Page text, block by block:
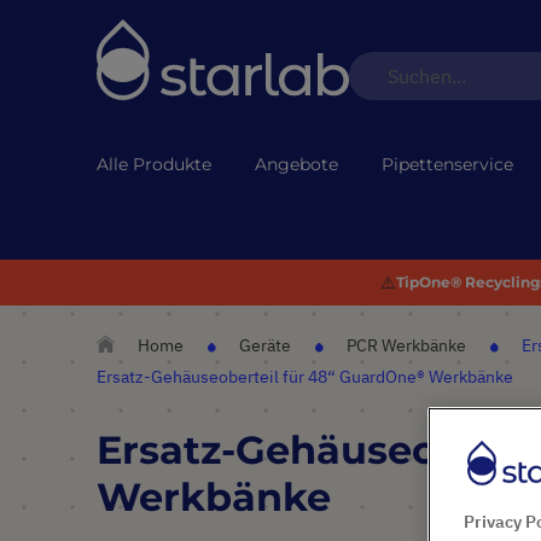
Alle Produkte Angebote Pipettenservice
⚠️TipOne®
Home Geräte PCR Werkbänke
Ersatz-Gehäuseoberteil für 48“ GuardOne® Werkbänke
Ersatz-
Werkbänke
Privacy